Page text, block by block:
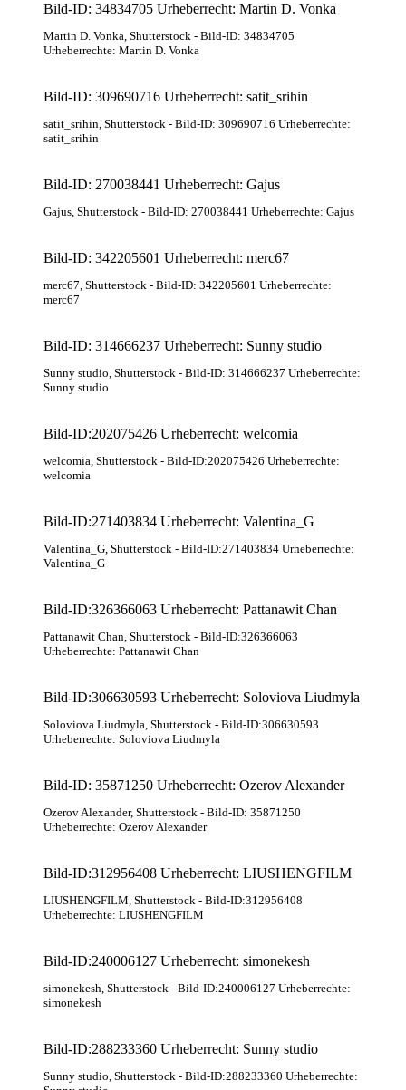
Bild-ID: 34834705 Urheberrecht: Martin D. Vonka
Martin D. Vonka, Shutterstock - Bild-ID: 34834705
Urheberrechte: Martin D. Vonka
Bild-ID: 309690716 Urheberrecht: satit_srihin
satit_srihin, Shutterstock - Bild-ID: 309690716 Urheberrechte:
satit_srihin
Bild-ID: 270038441 Urheberrecht: Gajus
Gajus, Shutterstock - Bild-ID: 270038441 Urheberrechte: Gajus
Bild-ID: 342205601 Urheberrecht: merc67
merc67, Shutterstock - Bild-ID: 342205601 Urheberrechte:
merc67
Bild-ID: 314666237 Urheberrecht: Sunny studio
Sunny studio, Shutterstock - Bild-ID: 314666237 Urheberrechte:
Sunny studio
Bild-ID:202075426 Urheberrecht: welcomia
welcomia, Shutterstock - Bild-ID:202075426 Urheberrechte:
welcomia
Bild-ID:271403834 Urheberrecht: Valentina_G
Valentina_G, Shutterstock - Bild-ID:271403834 Urheberrechte:
Valentina_G
Bild-ID:326366063 Urheberrecht: Pattanawit Chan
Pattanawit Chan, Shutterstock - Bild-ID:326366063
Urheberrechte: Pattanawit Chan
Bild-ID:306630593 Urheberrecht: Soloviova Liudmyla
Soloviova Liudmyla, Shutterstock - Bild-ID:306630593
Urheberrechte: Soloviova Liudmyla
Bild-ID: 35871250 Urheberrecht: Ozerov Alexander
Ozerov Alexander, Shutterstock - Bild-ID: 35871250
Urheberrechte: Ozerov Alexander
Bild-ID:312956408 Urheberrecht: LIUSHENGFILM
LIUSHENGFILM, Shutterstock - Bild-ID:312956408
Urheberrechte: LIUSHENGFILM
Bild-ID:240006127 Urheberrecht: simonekesh
simonekesh, Shutterstock - Bild-ID:240006127 Urheberrechte:
simonekesh
Bild-ID:288233360 Urheberrecht: Sunny studio
Sunny studio, Shutterstock - Bild-ID:288233360 Urheberrechte: